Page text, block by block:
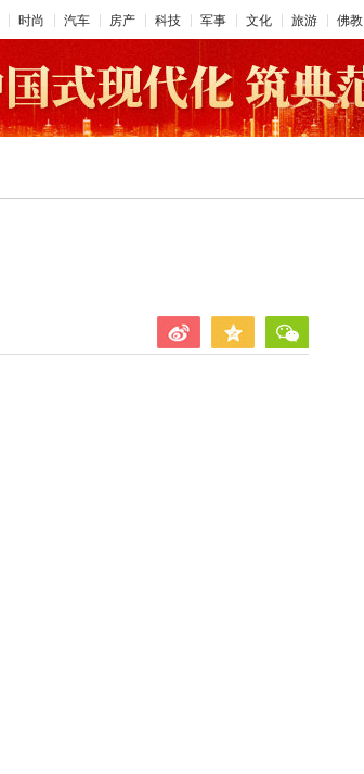
时尚 汽车 房产 科技 军事 文化 旅游 佛教